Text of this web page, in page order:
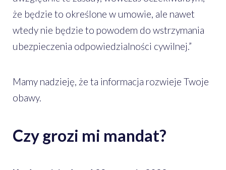
że będzie to określone w umowie, ale nawet
wtedy nie będzie to powodem do wstrzymania
ubezpieczenia odpowiedzialności cywilnej.”
Mamy nadzieję, że ta informacja rozwieje Twoje
obawy.
Czy grozi mi mandat?